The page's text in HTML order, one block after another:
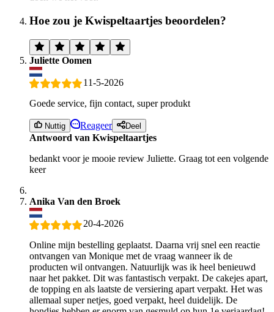
Hoe zou je Kwispeltaartjes beoordelen?
Juliette Oomen
11-5-2026
Goede service, fijn contact, super produkt
Nuttig Reageer Deel
Antwoord van Kwispeltaartjes
bedankt voor je mooie review Juliette. Graag tot een volgende
keer
Anika Van den Broek
20-4-2026
Online mijn bestelling geplaatst. Daarna vrij snel een reactie
ontvangen van Monique met de vraag wanneer ik de
producten wil ontvangen. Natuurlijk was ik heel benieuwd
naar het pakket. Dit was fantastisch verpakt. De cakejes apart,
de topping en als laatste de versiering apart verpakt. Het was
allemaal super netjes, goed verpakt, heel duidelijk. De